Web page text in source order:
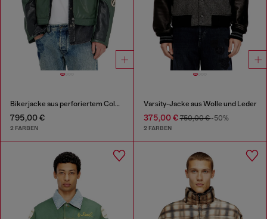
Bikerjacke aus perforiertem Colour-Block-Leder
795,00 €
2 FARBEN
Varsity-Jacke aus Wolle und Leder
375,00 €750,00 €-50%
2 FARBEN